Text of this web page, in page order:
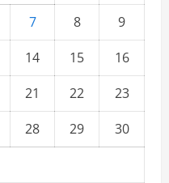
7 8
9
14 15
16
21 22
23
28 29
30